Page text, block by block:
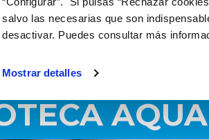
salvo las necesarias que son
desactivar. Puedes consultar más
Mostrar detalles